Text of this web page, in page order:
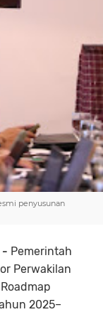
penyusunan
- Pemerintah
Perwakilan
2025–